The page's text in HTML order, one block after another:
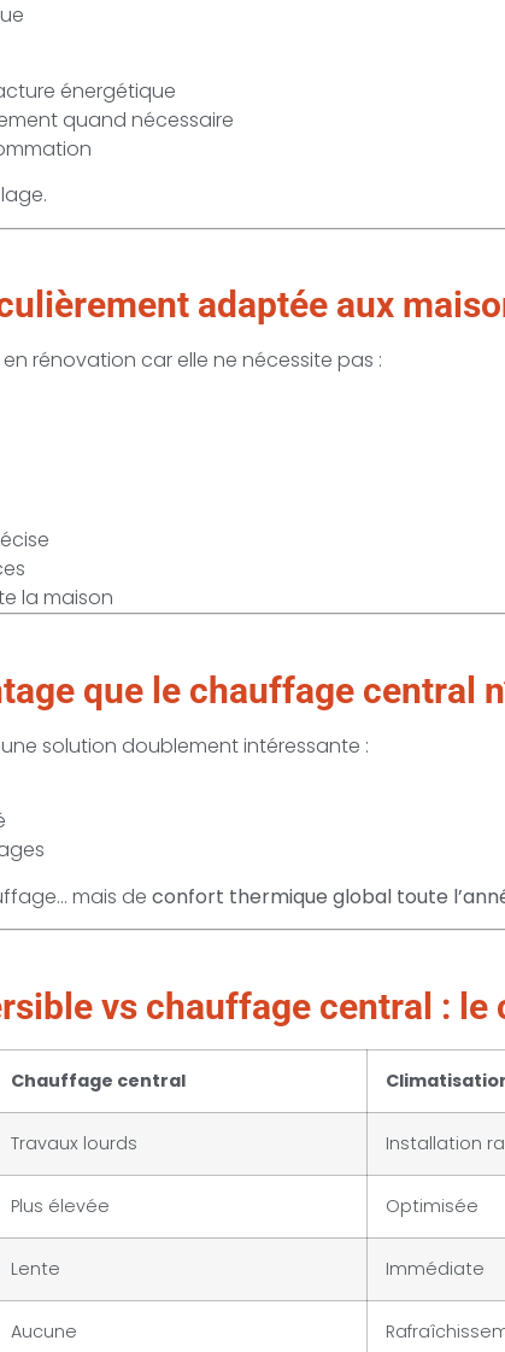
énergétique
quand nécessaire
adaptée aux
rénovation car elle ne nécessite pas :
la maison
que le chauffage central
solution doublement intéressante :
mais de confort thermique global toute
vs chauffage central : le
Chauffage central
Travaux lourds Installation
Plus élevée Optimisée
Lente Immédiate
Aucune